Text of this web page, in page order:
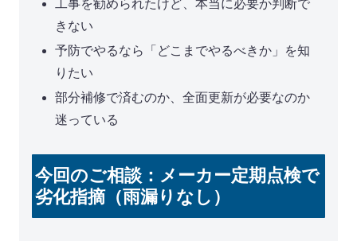
工事を勧められたけど、本当に必要か判断で
きない
予防でやるなら「どこまでやるべきか」を知
りたい
部分補修で済むのか、全面更新が必要なのか
迷っている
今回のご相談：メーカー定期点検で
劣化指摘（雨漏りなし）